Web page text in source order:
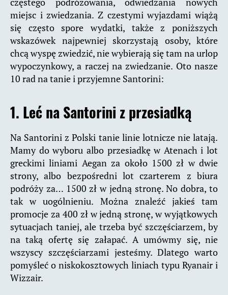
miejsc i zwiedzania. Z czestymi wyjazdami wiążą
się często spore wydatki, także z poniższych
wskazówek najpewniej skorzystają osoby, które
chcą wyspę zwiedzić, nie wybierają się tam na urlop
wypoczynkowy, a raczej na zwiedzanie. Oto nasze
10 rad na tanie i przyjemne Santorini:
1. Leć na Santorini z przesiadką
Na Santorini z Polski tanie linie lotnicze nie latają.
Mamy do wyboru albo przesiadkę w Atenach i lot
greckimi liniami Aegan za około 1500 zł w dwie
strony, albo bezpośredni lot czarterem z biura
podróży za… 1500 zł w jedną stronę. No dobra, to
tak w uogólnieniu. Można znaleźć jakieś tam
promocje za 400 zł w jedną stronę, w wyjątkowych
sytuacjach taniej, ale trzeba być szczęściarzem, by
na taką ofertę się załapać. A umówmy się, nie
wszyscy szczęściarzami jesteśmy. Dlatego warto
pomyśleć o niskokosztowych liniach typu Ryanair i
Wizzair.